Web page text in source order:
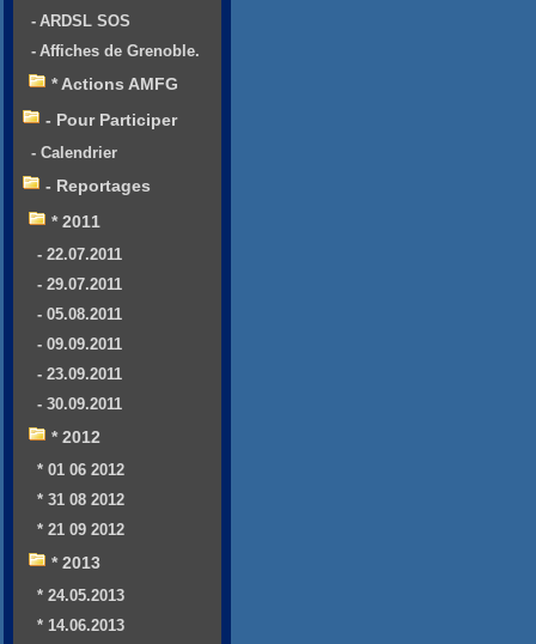
- ARDSL SOS
- Affiches de Grenoble.
* Actions AMFG
- Pour Participer
- Calendrier
- Reportages
* 2011
- 22.07.2011
- 29.07.2011
- 05.08.2011
- 09.09.2011
- 23.09.2011
- 30.09.2011
* 2012
* 01 06 2012
* 31 08 2012
* 21 09 2012
* 2013
* 24.05.2013
* 14.06.2013